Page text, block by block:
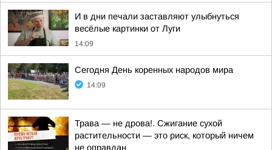
И в дни печали заставляют улыбнуться
весёлые картинки от Луги
14:09
Сегодня День коренных народов мира
14:09
Трава — не дрова!. Сжигание сухой
растительности — это риск, который ничем
не оправдан